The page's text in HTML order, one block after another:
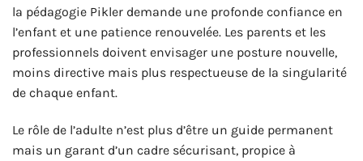
la pédagogie Pikler demande une profonde confiance en
l’enfant et une patience renouvelée. Les parents et les
professionnels doivent envisager une posture nouvelle,
moins directive mais plus respectueuse de la singularité
de chaque enfant.
Le rôle de l’adulte n’est plus d’être un guide permanent
mais un garant d’un cadre sécurisant, propice à